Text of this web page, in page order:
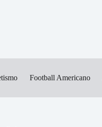
Football Americano